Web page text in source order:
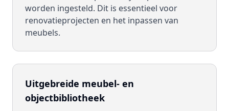
worden ingesteld. Dit is essentieel voor
renovatieprojecten en het inpassen van
meubels.
Uitgebreide meubel- en
objectbibliotheek